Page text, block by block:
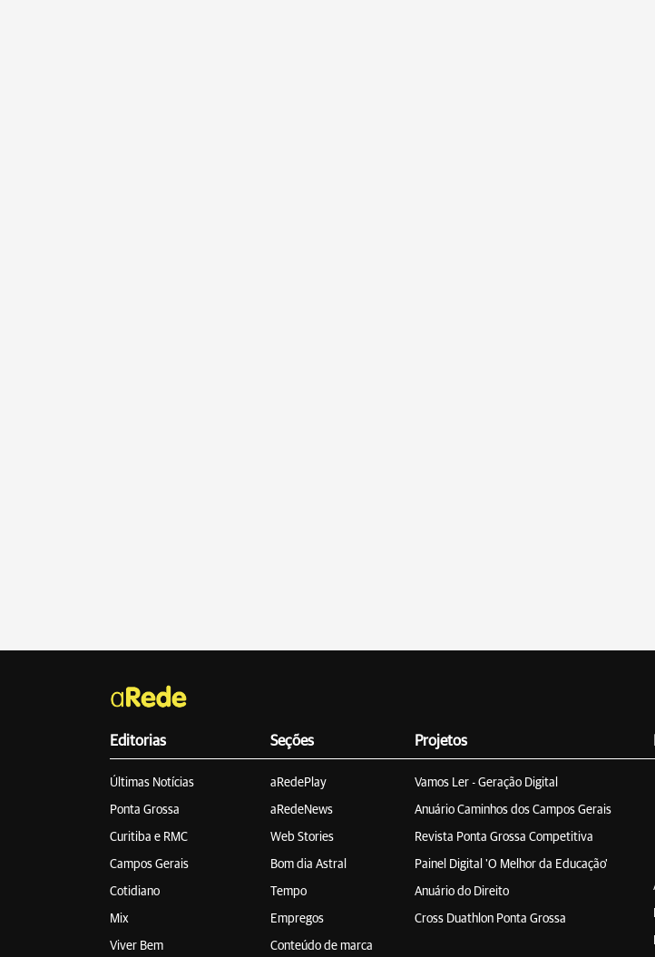
Editorias
Últimas Notícias
Ponta Grossa
Curitiba e RMC
Campos Gerais
Cotidiano
Mix
Viver Bem
Seções
aRedePlay
aRedeNews
Web Stories
Bom dia Astral
Tempo
Empregos
Conteúdo de marca
Projetos
Vamos Ler - Geração Digital
Anuário Caminhos dos Campos Gerais
Revista Ponta Grossa Competitiva
Painel Digital 'O Melhor da Educação'
Anuário do Direito
Cross Duathlon Ponta Grossa